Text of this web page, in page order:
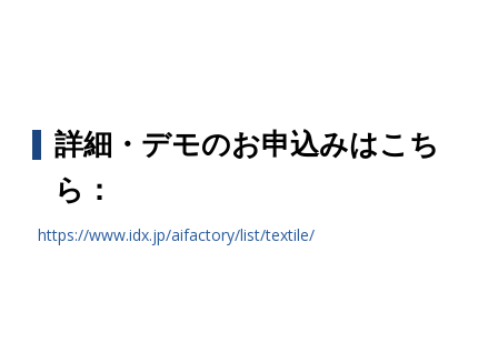
詳細・デモのお申込みはこち
ら：
https://www.idx.jp/aifactory/list/textile/